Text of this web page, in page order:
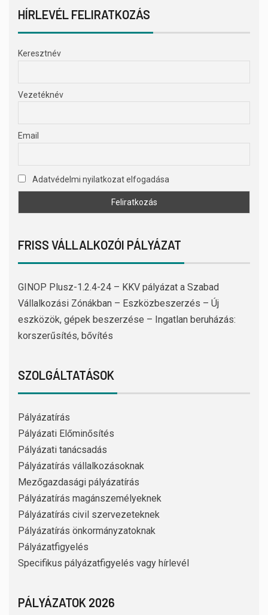
HÍRLEVÉL FELIRATKOZÁS
Keresztnév
Vezetéknév
Email
Adatvédelmi nyilatkozat elfogadása
FRISS VÁLLALKOZÓI PÁLYÁZAT
GINOP Plusz-1.2.4-24 – KKV pályázat a Szabad
Vállalkozási Zónákban – Eszközbeszerzés – Új
eszközök, gépek beszerzése – Ingatlan beruházás:
korszerűsítés, bővítés
SZOLGÁLTATÁSOK
Pályázatírás
Pályázati Előminősítés
Pályázati tanácsadás
Pályázatírás vállalkozásoknak
Mezőgazdasági pályázatírás
Pályázatírás magánszemélyeknek
Pályázatírás civil szervezeteknek
Pályázatírás önkormányzatoknak
Pályázatfigyelés
Specifikus pályázatfigyelés vagy hírlevél
PÁLYÁZATOK 2026